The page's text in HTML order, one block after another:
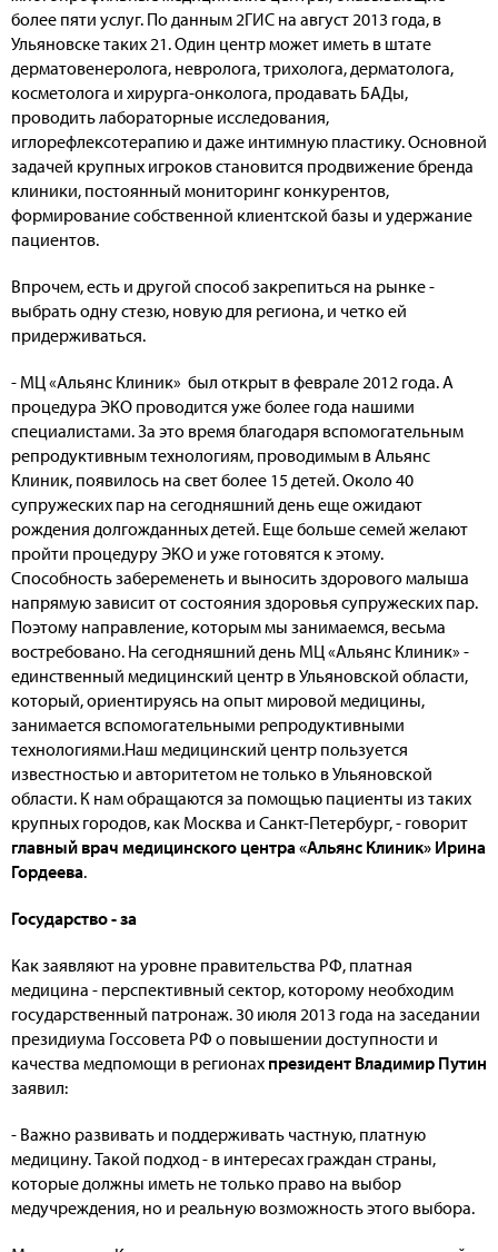
более пяти услуг. По данным 2ГИС на август 2013 года, в
Ульяновске таких 21. Один центр может иметь в штате
дерматовенеролога, невролога, трихолога, дерматолога,
косметолога и хирурга-онколога, продавать БАДы,
проводить лабораторные исследования,
иглорефлексотерапию и даже интимную пластику. Основной
задачей крупных игроков становится продвижение бренда
клиники, постоянный мониторинг конкурентов,
формирование собственной клиентской базы и удержание
пациентов.
Впрочем, есть и другой способ закрепиться на рынке -
выбрать одну стезю, новую для региона, и четко ей
придерживаться.
- МЦ «Альянс Клиник» был открыт в феврале 2012 года. А
процедура ЭКО проводится уже более года нашими
специалистами. За это время благодаря вспомогательным
репродуктивным технологиям, проводимым в Альянс
Клиник, появилось на свет более 15 детей. Около 40
супружеских пар на сегодняшний день еще ожидают
рождения долгожданных детей. Еще больше семей желают
пройти процедуру ЭКО и уже готовятся к этому.
Способность забеременеть и выносить здорового малыша
напрямую зависит от состояния здоровья супружеских пар.
Поэтому направление, которым мы занимаемся, весьма
востребовано. На сегодняшний день МЦ «Альянс Клиник» -
единственный медицинский центр в Ульяновской области,
который, ориентируясь на опыт мировой медицины,
занимается вспомогательными репродуктивными
технологиями.Наш медицинский центр пользуется
известностью и авторитетом не только в Ульяновской
области. К нам обращаются за помощью пациенты из таких
крупных городов, как Москва и Санкт-Петербург, - говорит
главный врач медицинского центра «Альянс Клиник» Ирина
Гордеева.
Государство - за
Как заявляют на уровне правительства РФ, платная
медицина - перспективный сектор, которому необходим
государственный патронаж. 30 июля 2013 года на заседании
президиума Госсовета РФ о повышении доступности и
качества медпомощи в регионах президент Владимир Путин
заявил:
- Важно развивать и поддерживать частную, платную
медицину. Такой подход - в интересах граждан страны,
которые должны иметь не только право на выбор
медучреждения, но и реальную возможность этого выбора.